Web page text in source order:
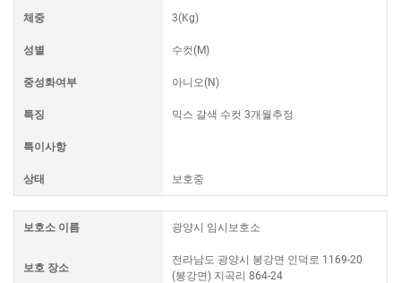
체중 3(Kg)
성별 수컷(M)
중성화여부 아니오(N)
특징 믹스 갈색 수컷 3개월추정
특이사항
상태 보호중
보호소 이름 광양시 임시보호소
보호 장소
전라남도 광양시 봉강면 인덕로 1169-20
(봉강면) 지곡리 864-24